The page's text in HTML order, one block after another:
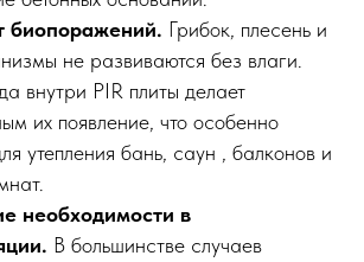
биопоражений. Грибок, плесень и
не развиваются без влаги.
внутри PIR плиты делает
их появление, что особенно
утепления бань, саун , балконов и
необходимости в
В большинстве случаев